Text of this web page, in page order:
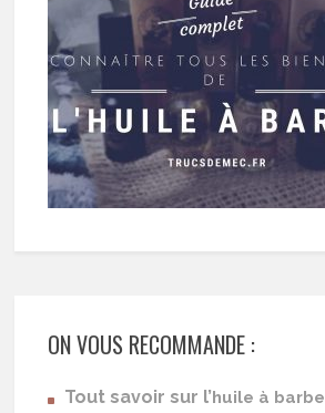
ON VOUS RECOMMANDE :
Tout savoir sur l’huile à barbe